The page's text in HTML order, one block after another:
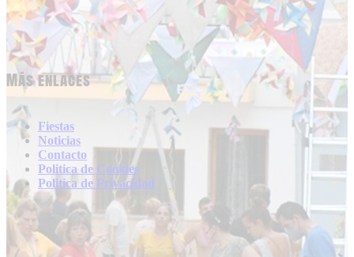
Más enlaces
Fiestas
Noticias
Contacto
Politica de Cookies
Politica de Privacidad